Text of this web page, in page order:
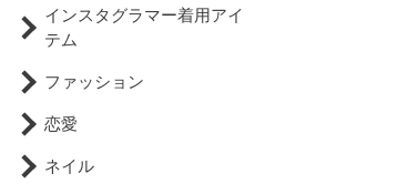
インスタグラマー着用アイ
テム
ファッション
恋愛
ネイル